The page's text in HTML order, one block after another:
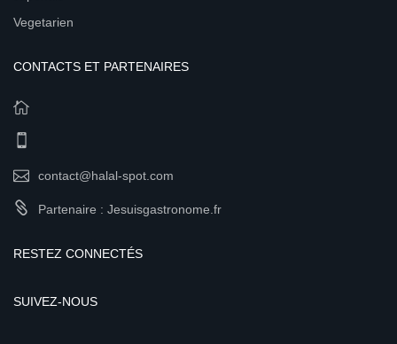
Vegetarien
CONTACTS ET PARTENAIRES
contact@halal-spot.com
Partenaire : Jesuisgastronome.fr
RESTEZ CONNECTÉS
SUIVEZ-NOUS